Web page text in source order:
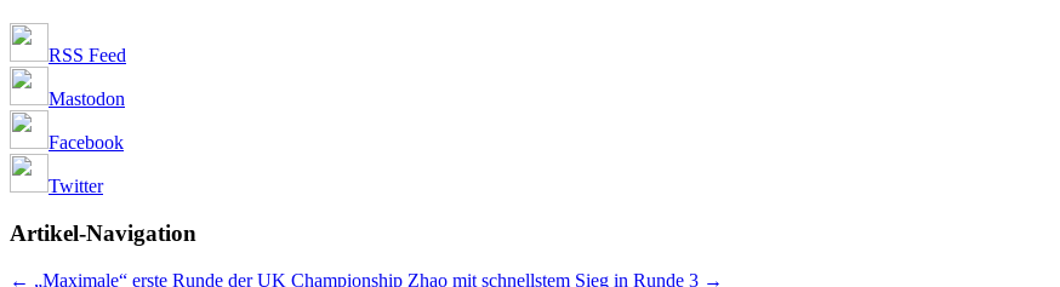
RSS Feed
Mastodon
Facebook
Twitter
Artikel-Navigation
← „Maximale“ erste Runde der UK Championship Zhao mit schnellstem Sieg in Runde 3 →